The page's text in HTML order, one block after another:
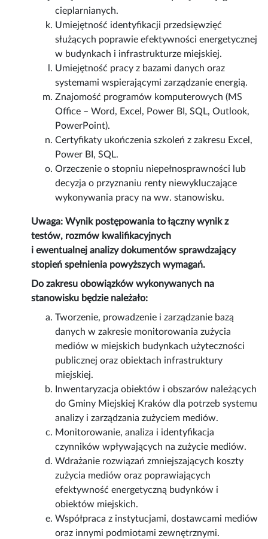
cieplarnianych.
Umiejętność identyfikacji przedsięwzięć
służących poprawie efektywności energetycznej
w budynkach i infrastrukturze miejskiej.
Umiejętność pracy z bazami danych oraz
systemami wspierającymi zarządzanie energią.
Znajomość programów komputerowych (MS
Office – Word, Excel, Power BI, SQL, Outlook,
PowerPoint).
Certyfikaty ukończenia szkoleń z zakresu Excel,
Power BI, SQL.
Orzeczenie o stopniu niepełnosprawności lub
decyzja o przyznaniu renty niewykluczające
wykonywania pracy na ww. stanowisku.
Uwaga: Wynik postępowania to łączny wynik z
testów, rozmów kwalifikacyjnych
i ewentualnej analizy dokumentów sprawdzający
stopień spełnienia powyższych wymagań.
Do zakresu obowiązków wykonywanych na
stanowisku będzie należało:
Tworzenie, prowadzenie i zarządzanie bazą
danych w zakresie monitorowania zużycia
mediów w miejskich budynkach użyteczności
publicznej oraz obiektach infrastruktury
miejskiej.
Inwentaryzacja obiektów i obszarów należących
do Gminy Miejskiej Kraków dla potrzeb systemu
analizy i zarządzania zużyciem mediów.
Monitorowanie, analiza i identyfikacja
czynników wpływających na zużycie mediów.
Wdrażanie rozwiązań zmniejszających koszty
zużycia mediów oraz poprawiających
efektywność energetyczną budynków i
obiektów miejskich.
Współpraca z instytucjami, dostawcami mediów
oraz innymi podmiotami zewnętrznymi.